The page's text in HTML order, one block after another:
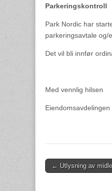
Parkeringskontroll
Park Nordic har
parkeringsavtale og/
Det vil bli innfør
Med vennlig hilsen
Eiendomsavdelingen
Post← Utlysning av